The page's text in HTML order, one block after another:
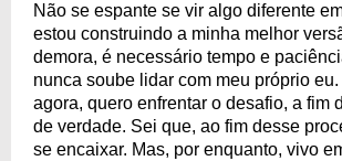
Não se espante se vir algo diferente
estou construindo a minha melhor
demora, é necessário tempo e
nunca soube lidar com meu próprio
agora, quero enfrentar o desafio, a fim
de verdade. Sei que, ao fim desse
se encaixar. Mas, por enquanto, vivo